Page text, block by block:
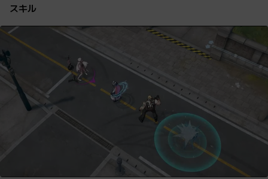
ロッジ
スキル